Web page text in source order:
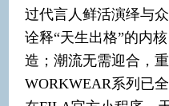
过代言人鲜活演绎与
诠释“天生出格”的内
造；潮流无需迎合，
WORKWEAR系列已